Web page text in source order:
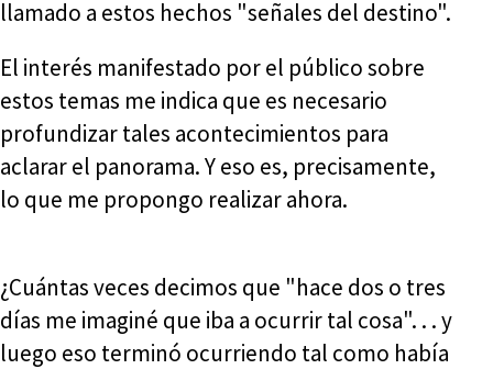
llamado a estos hechos "señales del destino".
El interés manifestado por el público sobre
estos temas me indica que es necesario
profundizar tales acontecimientos para
aclarar el panorama. Y eso es, precisamente,
lo que me propongo realizar ahora.
¿Cuántas veces decimos que "hace dos o tres
días me imaginé que iba a ocurrir tal cosa". . . y
luego eso terminó ocurriendo tal como había